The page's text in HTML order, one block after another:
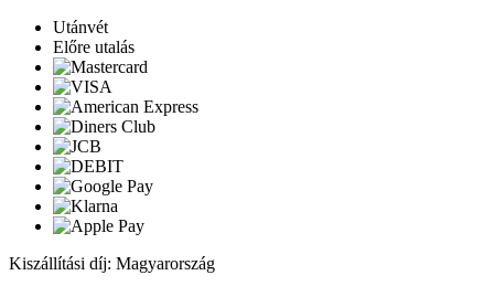
Utánvét
Előre utalás
Kiszállítási díj: Magyarország